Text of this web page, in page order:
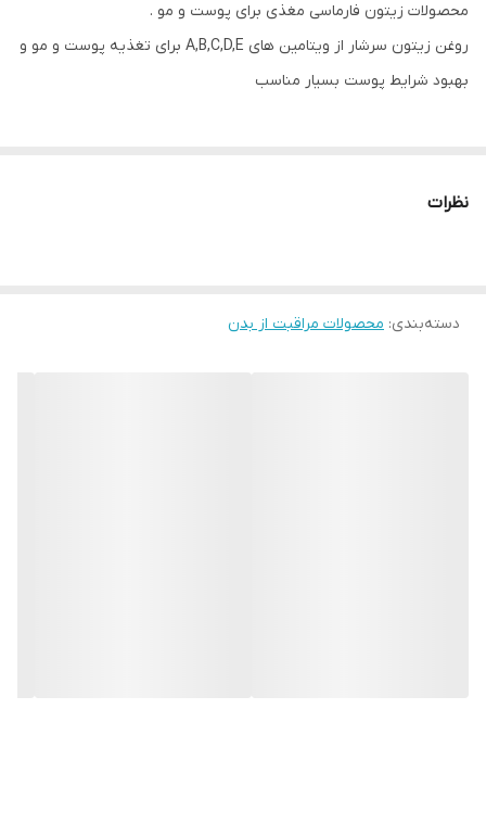
محصولات زیتون فارماسی مغذی برای پوست و مو .
روغن زیتون سرشار از ویتامین های A,B,C,D,E برای تغذیه پوست و مو و
بهبود شرایط پوست بسیار مناسب
نظرات
دسته‌بندی: محصولات مراقبت از بدن